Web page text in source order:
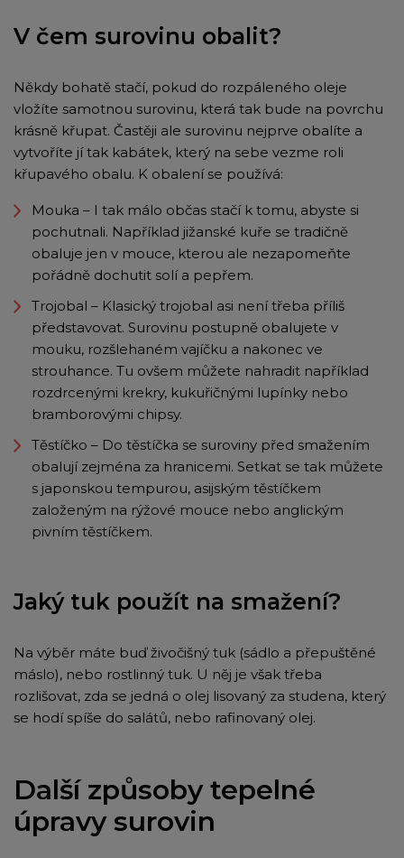
V čem surovinu obalit?
Někdy bohatě stačí, pokud do rozpáleného oleje
vložíte samotnou surovinu, která tak bude na povrchu
krásně křupat. Častěji ale surovinu nejprve obalíte a
vytvoříte jí tak kabátek, který na sebe vezme roli
křupavého obalu. K obalení se používá:
Mouka – I tak málo občas stačí k tomu, abyste si
pochutnali. Například jižanské kuře se tradičně
obaluje jen v mouce, kterou ale nezapomeňte
pořádně dochutit solí a pepřem.
Trojobal – Klasický trojobal asi není třeba příliš
představovat. Surovinu postupně obalujete v
mouku, rozšlehaném vajíčku a nakonec ve
strouhance. Tu ovšem můžete nahradit například
rozdrcenými krekry, kukuřičnými lupínky nebo
bramborovými chipsy.
Těstíčko – Do těstíčka se suroviny před smažením
obalují zejména za hranicemi. Setkat se tak můžete
s japonskou tempurou, asijským těstíčkem
založeným na rýžové mouce nebo anglickým
pivním těstíčkem.
Jaký tuk použít na smažení?
Na výběr máte buď živočišný tuk (sádlo a přepuštěné
máslo), nebo rostlinný tuk. U něj je však třeba
rozlišovat, zda se jedná o olej lisovaný za studena, který
se hodí spíše do salátů, nebo rafinovaný olej.
Další způsoby tepelné
úpravy surovin